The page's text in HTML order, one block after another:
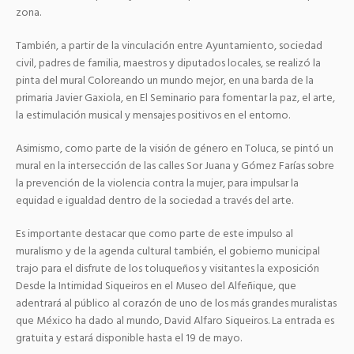
zona.
También, a partir de la vinculación entre Ayuntamiento, sociedad
civil, padres de familia, maestros y diputados locales, se realizó la
pinta del mural Coloreando un mundo mejor, en una barda de la
primaria Javier Gaxiola, en El Seminario para fomentar la paz, el arte,
la estimulación musical y mensajes positivos en el entorno.
Asimismo, como parte de la visión de género en Toluca, se pintó un
mural en la intersección de las calles Sor Juana y Gómez Farías sobre
la prevención de la violencia contra la mujer, para impulsar la
equidad e igualdad dentro de la sociedad a través del arte.
Es importante destacar que como parte de este impulso al
muralismo y de la agenda cultural también, el gobierno municipal
trajo para el disfrute de los toluqueños y visitantes la exposición
Desde la Intimidad Siqueiros en el Museo del Alfeñique, que
adentrará al público al corazón de uno de los más grandes muralistas
que México ha dado al mundo, David Alfaro Siqueiros. La entrada es
gratuita y estará disponible hasta el 19 de mayo.